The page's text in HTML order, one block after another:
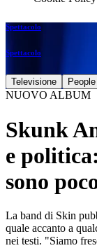
Spettacolo
Spettacolo
Televisione People
NUOVO ALBUM
Skunk
e
sono
La band di Skin
quale accanto a
nei testi. "Siamo